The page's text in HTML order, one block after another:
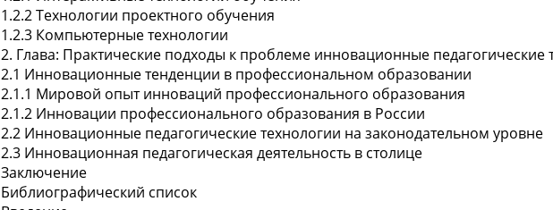
1.2.2 Технологии проектного обучения
1.2.3 Компьютерные технологии
2. Глава: Практические подходы к проблеме инновационные педагогические
2.1 Инновационные тенденции в профессиональном образовании
2.1.1 Мировой опыт инноваций профессионального образования
2.1.2 Инновации профессионального образования в России
2.2 Инновационные педагогические технологии на законодательном уровне
2.3 Инновационная педагогическая деятельность в столице
Заключение
Библиографический список